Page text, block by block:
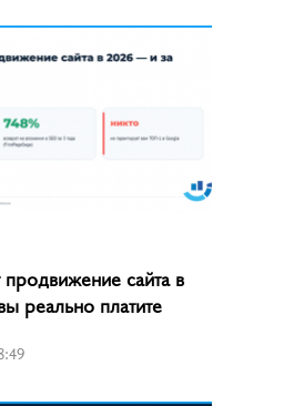
продвижение сайта в
реально платите